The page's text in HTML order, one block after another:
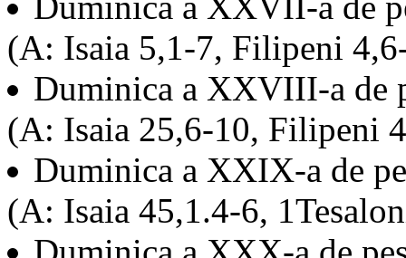
(A: Isaia 5,1-7, Filipeni
Duminica a XXVIII-a de
(A: Isaia 25,6-10, Filipeni
Duminica a XXIX-a de
(A: Isaia 45,1.4-6,